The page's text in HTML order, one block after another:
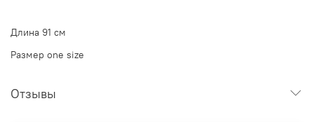
Длина 91 см
Размер one size
Отзывы